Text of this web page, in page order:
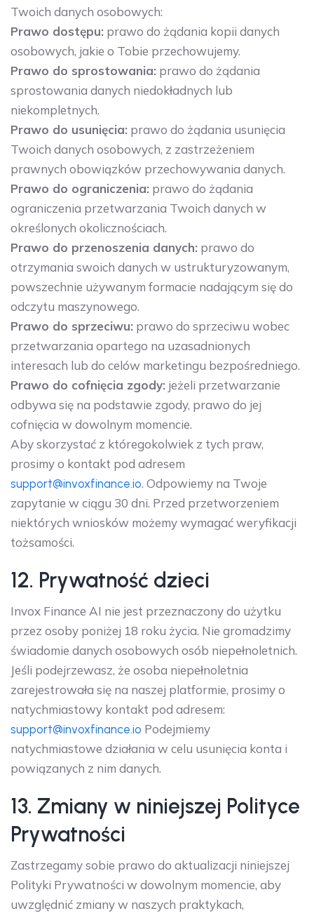
Twoich danych osobowych:
Prawo dostępu: prawo do żądania kopii danych
osobowych, jakie o Tobie przechowujemy.
Prawo do sprostowania: prawo do żądania
sprostowania danych niedokładnych lub
niekompletnych.
Prawo do usunięcia: prawo do żądania usunięcia
Twoich danych osobowych, z zastrzeżeniem
prawnych obowiązków przechowywania danych.
Prawo do ograniczenia: prawo do żądania
ograniczenia przetwarzania Twoich danych w
określonych okolicznościach.
Prawo do przenoszenia danych: prawo do
otrzymania swoich danych w ustrukturyzowanym,
powszechnie używanym formacie nadającym się do
odczytu maszynowego.
Prawo do sprzeciwu: prawo do sprzeciwu wobec
przetwarzania opartego na uzasadnionych
interesach lub do celów marketingu bezpośredniego.
Prawo do cofnięcia zgody: jeżeli przetwarzanie
odbywa się na podstawie zgody, prawo do jej
cofnięcia w dowolnym momencie.
Aby skorzystać z któregokolwiek z tych praw,
prosimy o kontakt pod adresem
support@invoxfinance.io. Odpowiemy na Twoje
zapytanie w ciągu 30 dni. Przed przetworzeniem
niektórych wniosków możemy wymagać weryfikacji
tożsamości.
12. Prywatność dzieci
Invox Finance AI nie jest przeznaczony do użytku
przez osoby poniżej 18 roku życia. Nie gromadzimy
świadomie danych osobowych osób niepełnoletnich.
Jeśli podejrzewasz, że osoba niepełnoletnia
zarejestrowała się na naszej platformie, prosimy o
natychmiastowy kontakt pod adresem:
support@invoxfinance.io Podejmiemy
natychmiastowe działania w celu usunięcia konta i
powiązanych z nim danych.
13. Zmiany w niniejszej Polityce
Prywatności
Zastrzegamy sobie prawo do aktualizacji niniejszej
Polityki Prywatności w dowolnym momencie, aby
uwzględnić zmiany w naszych praktykach,